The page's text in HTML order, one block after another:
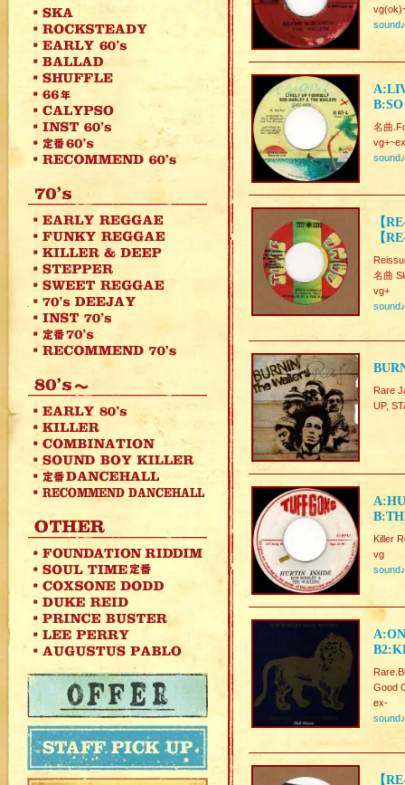
sound♪
名曲
sound♪
【
【
名曲
vg+
sound♪
Rare
UP,
Killer
vg
sound♪
Good
ex-
sound♪
【